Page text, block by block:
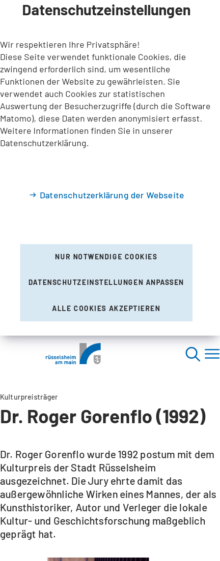
INHALT ANSPRINGEN
Datenschutzeinstellungen
Wir respektieren Ihre Privatsphäre!
Diese Seite verwendet funktionale Cookies, die
zwingend erforderlich sind, um wesentliche
Funktionen der Website zu gewährleisten. Sie
verwendet auch Cookies zur statistischen
Auswertung der Besucherzugriffe (durch die Software
Matomo), diese Daten werden anonymisiert erfasst.
Weitere Informationen finden Sie in unserer
Datenschutzerklärung.
Datenschutzerklärung der Webseite
NUR NOTWENDIGE COOKIES
DATENSCHUTZEINSTELLUNGEN ANPASSEN
ALLE COOKIES AKZEPTIEREN
Kulturpreisträger
Dr. Roger Gorenflo (1992)
Dr. Roger Gorenflo wurde 1992 postum mit dem
Kulturpreis der Stadt Rüsselsheim
ausgezeichnet. Die Jury ehrte damit das
außergewöhnliche Wirken eines Mannes, der als
Kunsthistoriker, Autor und Verleger die lokale
Kultur- und Geschichtsforschung maßgeblich
geprägt hat.